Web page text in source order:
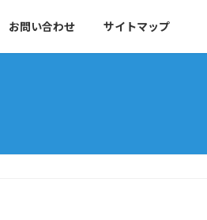
お問い合わせ サイトマップ